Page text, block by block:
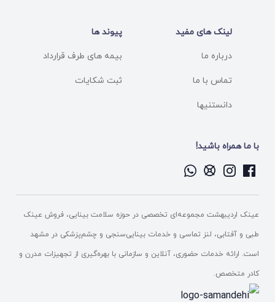
لینک های مفید
درباره ما
تماس با ما
دانستنیها
پیوند ها
بیمه های طرف قرارداد
ثبت شکایات
با ما همراه باشید!
عینک اردیبهشت مجموعه‌ای تخصصی در حوزه سلامت بینایی، فروش عینک
طبی و آفتابی، لنز تماسی و خدمات بینایی‌سنجی و چشم‌پزشکی در مشهد
است. ارائه خدمات حضوری، آنلاین و سازمانی با بهره‌گیری از تجهیزات مدرن و
کادر متخصص.